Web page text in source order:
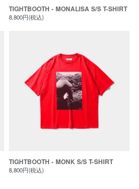
TIGHTBOOTH - MONALISA S/S T-SHIRT
8,800円(税込)
TIGHTBOOTH - MONK S/S T-SHIRT
8,800円(税込)